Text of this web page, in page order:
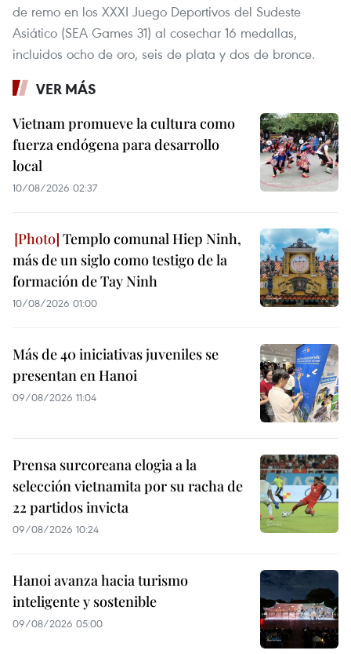
de remo en los XXXI Juego Deportivos del Sudeste
Asiático (SEA Games 31) al cosechar 16 medallas,
incluidos ocho de oro, seis de plata y dos de bronce.
VER MÁS
Vietnam promueve la cultura como
fuerza endógena para desarrollo
local
10/08/2026 02:37
Templo comunal Hiep Ninh,
más de un siglo como testigo de la
formación de Tay Ninh
10/08/2026 01:00
Más de 40 iniciativas juveniles se
presentan en Hanoi
09/08/2026 11:04
Prensa surcoreana elogia a la
selección vietnamita por su racha de
22 partidos invicta
09/08/2026 10:24
Hanoi avanza hacia turismo
inteligente y sostenible
09/08/2026 05:00